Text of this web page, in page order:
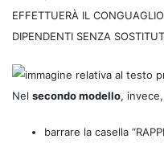
EFFETTUERÀ IL
DIPENDENTI SENZA
Nel secondo modello,
barrare la casella